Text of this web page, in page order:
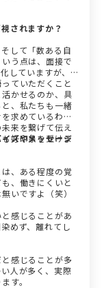
されますか？
して「数ある自
う点は、面接で
していますが、
ていただくこと
かせるのか、具
、私たちも一緒
求めているわけ
来を繋げて伝え
好印象を受けま
スやメッセージ
、ある程度の覚
、働きにくいと
いですよ（笑）
感じることがあ
めず、離れてし
感じることが多
人が多く、実際
す。